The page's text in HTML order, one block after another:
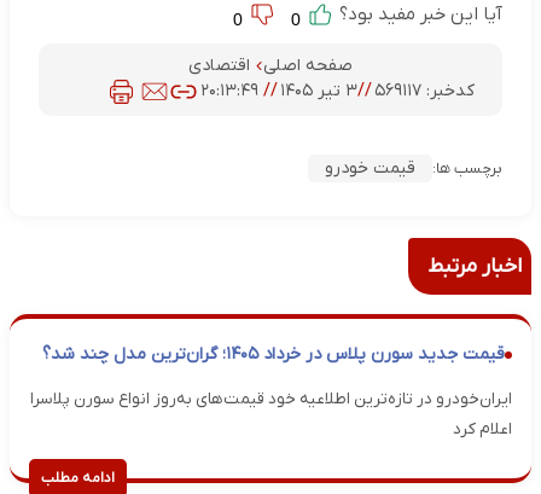
آیا این خبر مفید بود؟
صفحه اصلی
اقتصادی
کدخبر: ۵۶۹۱۱۷ //۳ تیر ۱۴۰۵ // ۲۰:۱۳:۴۹
برچسب ها: قیمت خودرو
اخبار مرتبط
قیمت جدید سورن پلاس در خرداد ۱۴۰۵؛ گران‌ترین مدل چند شد؟
ایران‌خودرو در تازه‌ترین اطلاعیه خود قیمت‌های به‌روز انواع سورن پلاسرا
اعلام کرد
ادامه مطلب